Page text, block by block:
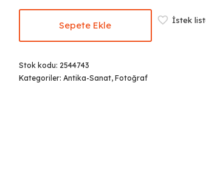
₺94,99.
Sepete Ekle İstek
Stok kodu: 2544743
Kategoriler: Antika-Sanat, Fotoğraf